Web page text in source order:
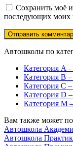
Сохранить моё
последующих моих
Автошколы по
Категория A
Категория B
Категория C
Категория D
Категория M
Вам также может
Автошкола
Автошкола